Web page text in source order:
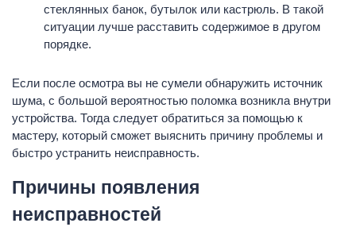
стеклянных банок, бутылок или кастрюль. В такой
ситуации лучше расставить содержимое в другом
порядке.
Если после осмотра вы не сумели обнаружить источник
шума, с большой вероятностью поломка возникла внутри
устройства. Тогда следует обратиться за помощью к
мастеру, который сможет выяснить причину проблемы и
быстро устранить неисправность.
Причины появления
неисправностей